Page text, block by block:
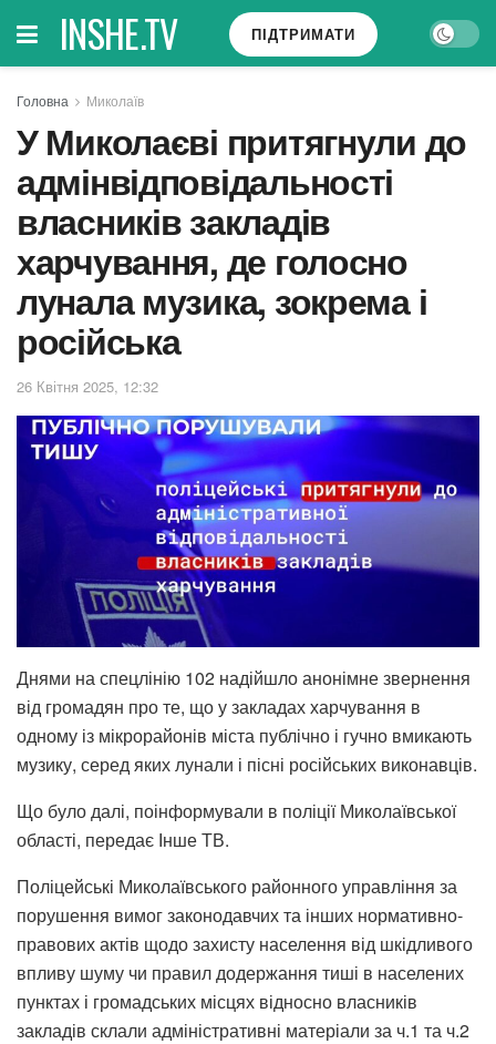
INSHE.TV ПІДТРИМАТИ
Головна Миколаїв
У Миколаєві притягнули до
адмінвідповідальності
власників закладів
харчування, де голосно
лунала музика, зокрема і
російська
26 Квітня 2025, 12:32
Днями на спецлінію 102 надійшло анонімне звернення
від громадян про те, що у закладах харчування в
одному із мікрорайонів міста публічно і гучно вмикають
музику, серед яких лунали і пісні російських виконавців.
Що було далі, поінформували в поліції Миколаївської
області, передає Інше ТВ.
Поліцейські Миколаївського районного управління за
порушення вимог законодавчих та інших нормативно-
правових актів щодо захисту населення від шкідливого
впливу шуму чи правил додержання тиші в населених
пунктах і громадських місцях відносно власників
закладів склали адміністративні матеріали за ч.1 та ч.2